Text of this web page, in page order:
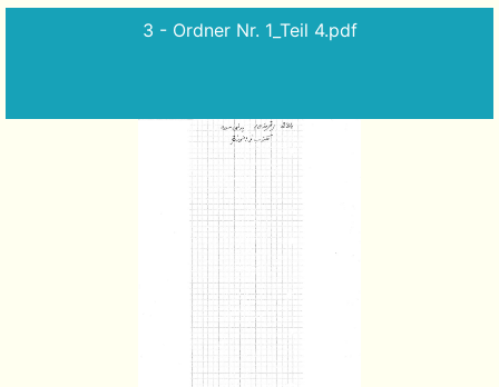
3 - Ordner Nr. 1_Teil 4.pdf